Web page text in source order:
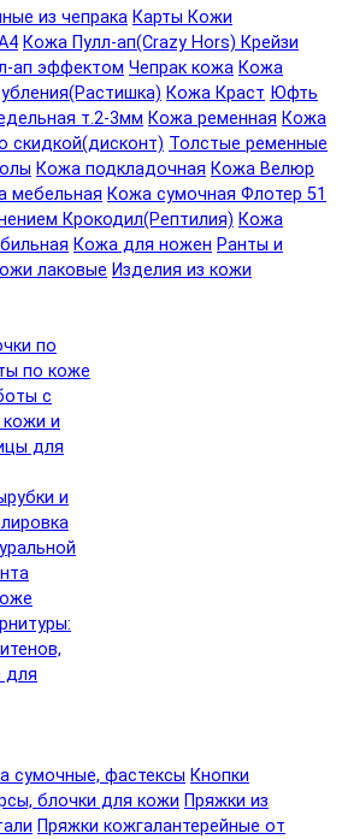
из чепрака Карты Кожи
Кожа Пулл-ап(Crazy Hors) Крейзи
ап эффектом Чепрак кожа Кожа
Кожа Краст Юфть
т.2-3мм Кожа ременная Кожа
скидкой(дисконт) Толстые ременные
Кожа подкладочная Кожа Велюр
мебельная Кожа сумочная Флотер 51
Крокодил(Рептилия) Кожа
Кожа для ножен Ранты и
лаковые Изделия из кожи
по
по коже
с
и
для
и
для
сумочные, фастексы Кнопки
блочки для кожи Пряжки из
Пряжки кожгалантерейные от